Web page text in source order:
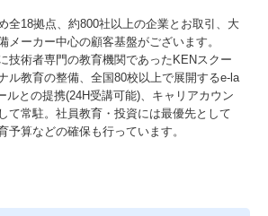
全18拠点、約800社以上の企業とお取引、大
メーカー中心の顧客基盤がございます。
技術者専門の教育機関であったKENスクー
ル教育の整備、全国80校以上で展開するe-la
ルとの提携(24H受講可能)、キャリアカウン
て常駐。社員教育・投資には最優先として
予算などの確保も行っています。